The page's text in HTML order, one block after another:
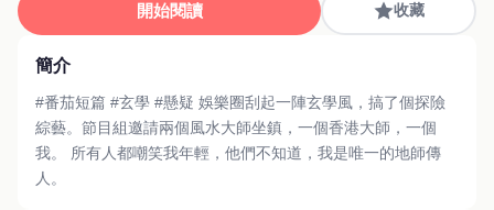
開始閱讀 收藏
簡介
#番茄短篇 #玄學 #懸疑 娛樂圈刮起一陣玄學風，搞了個探險
綜藝。節目組邀請兩個風水大師坐鎮，一個香港大師，一個
我。 所有人都嘲笑我年輕，他們不知道，我是唯一的地師傳
人。